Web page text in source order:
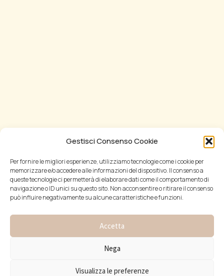
Gestisci Consenso Cookie
Per fornire le migliori esperienze, utilizziamo tecnologie come i cookie per
memorizzare e/o accedere alle informazioni del dispositivo. Il consenso a
queste tecnologie ci permetterà di elaborare dati come il comportamento di
navigazione o ID unici su questo sito. Non acconsentire o ritirare il consenso
può influire negativamente su alcune caratteristiche e funzioni.
Accetta
Nega
Visualizza le preferenze